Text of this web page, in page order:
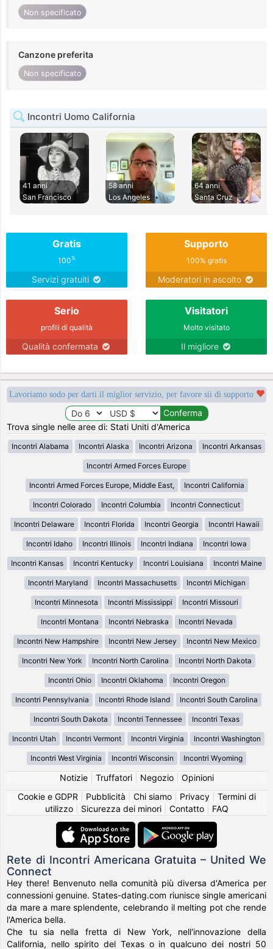
Non specificato
Canzone preferita
Non specificato
Incontri Uomo California
41 anni
San Francisco
58 anni
Los Angeles
64 anni
Santa Cruz
Gratis
100%
Servizi gratuiti
Supporto
100% gratis
Moderatori in ascolto
Serio
profili di qualità
Qualità confermata
Visitatori
Molto visitato
Il migliore
Lavoriamo sodo per darti il miglior servizio, per favore sii di supporto
Trova single nelle aree di: Stati Uniti d'America
Incontri Alabama Incontri Alaska Incontri Arizona Incontri Arkansas
Incontri Armed Forces Europe
Incontri Armed Forces Europe, Middle East, Incontri California
Incontri Colorado Incontri Columbia Incontri Connecticut
Incontri Delaware Incontri Florida Incontri Georgia Incontri Hawaii
Incontri Idaho Incontri Illinois Incontri Indiana Incontri Iowa
Incontri Kansas Incontri Kentucky Incontri Louisiana Incontri Maine
Incontri Maryland Incontri Massachusetts Incontri Michigan
Incontri Minnesota Incontri Mississippi Incontri Missouri
Incontri Montana Incontri Nebraska Incontri Nevada
Incontri New Hampshire Incontri New Jersey Incontri New Mexico
Incontri New York Incontri North Carolina Incontri North Dakota
Incontri Ohio Incontri Oklahoma Incontri Oregon
Incontri Pennsylvania Incontri Rhode Island Incontri South Carolina
Incontri South Dakota Incontri Tennessee Incontri Texas
Incontri Utah Incontri Vermont Incontri Virginia Incontri Washington
Incontri West Virginia Incontri Wisconsin Incontri Wyoming
Notizie| Truffatori| Negozio| Opinioni
Cookie e GDPR
Pubblicità Chi siamo| Privacy| Termini di
utilizzo| Sicurezza dei minori| Contatto| FAQ
Rete di Incontri Americana Gratuita – United We
Connect
Hey there! Benvenuto nella comunità più diversa d'America per
connessioni genuine. States-dating.com riunisce single americani
da mare a mare splendente, celebrando il melting pot che rende
l'America bella.
Che tu sia nella fretta di New York, nell'innovazione della
California, nello spirito del Texas o in qualcuno dei nostri 50